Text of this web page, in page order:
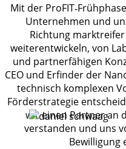
Mit der
Unternehmen und
Richtung
weiterentwickeln, von
und partnerfähigen
CEO und Erfinder der
technisch komplexen
Förderstrategie
wir einen Partner an
verstanden und uns
Bewilligung